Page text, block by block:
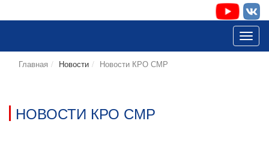
Главная Новости Новости КРО СМР
НОВОСТИ КРО СМР